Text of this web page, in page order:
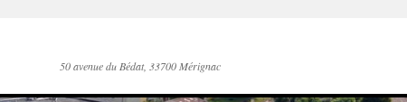
50 avenue du Bédat, 33700 Mérignac